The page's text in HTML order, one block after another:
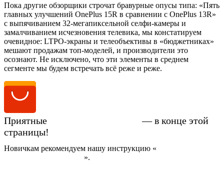
Пока другие обзорщики строчат бравурные опусы типа: «Пять
главных улучшений OnePlus 15R в сравнении с OnePlus 13R»
с выпячиванием 32-мегапиксельной селфи-камеры и
замалчиванием исчезновения телевика, мы констатируем
очевидное: LTPO-экраны и телеобъективы в «бюджетниках»
мешают продажам топ-моделей, и производители это
осознают. Не исключено, что эти элементы в среднем
сегменте мы будем встречать всё реже и реже.
Приятные
— в конце этой
страницы!
Новичкам рекомендуем нашу инструкцию «
».